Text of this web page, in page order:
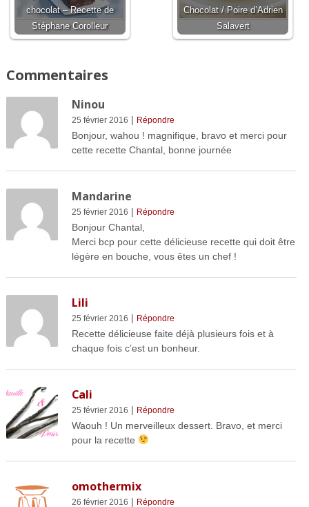
chocolat – Recette de
Stéphane Corolleur
Chocolat / Poire d’Adrien
Salavert
Commentaires
Ninou
25 février 2016 | Répondre
Bonjour, wahou ! magnifique, bravo et merci pour
cette recette Chantal, bonne journée
Mandarine
25 février 2016 | Répondre
Bonjour Chantal,
Merci bcp pour cette délicieuse recette qui doit être
légère en bouche, vous êtes un chef !
Lili
25 février 2016 | Répondre
Recette délicieuse faite déjà plusieurs fois et à
chaque fois c’est un bonheur.
Cali
25 février 2016 | Répondre
Waouh ! Un merveilleux dessert. Bravo, et merci
pour la recette
omothermix
26 février 2016 | Répondre